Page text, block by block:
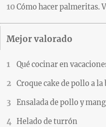
Cómo hacer palmeritas.
Mejor valorado
Qué cocinar en
Croque cake de pollo a la
Ensalada de pollo y
Helado de turrón